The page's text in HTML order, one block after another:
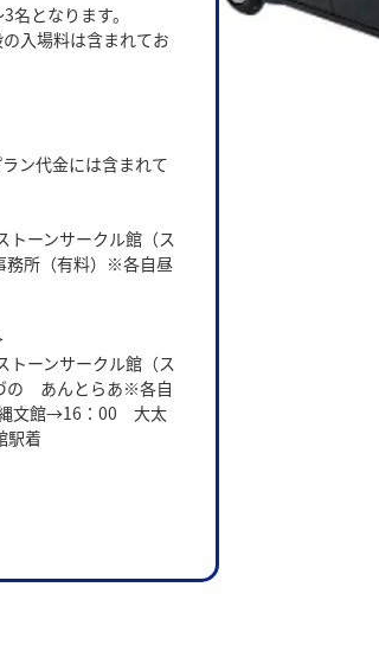
となります。
入場料は含まれてお
ン代金には含まれて
ーンサークル館（ス
所（有料）※各自昼
ーンサークル館（ス
の あんとらあ※各自
文館→16：00 大太
駅着